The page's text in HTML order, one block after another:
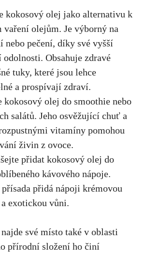
kokosový‍ olej jako alternativu k⁤
vaření olejům. Je výborný na
nebo pečení, díky své vyšší
Obsahuje zdravé
tuky, které jsou lehce
a prospívají zdraví.
kokosový olej do smoothie nebo
salátů. Jeho osvěžující chuť a
vitamíny pomohou
živin z ovoce.
přidat kokosový olej ‌do
kávového nápoje.
přísada přidá nápoji krémovou
exotickou​ vůni.
své‌ místo také v oblasti
přírodní složení ho činí